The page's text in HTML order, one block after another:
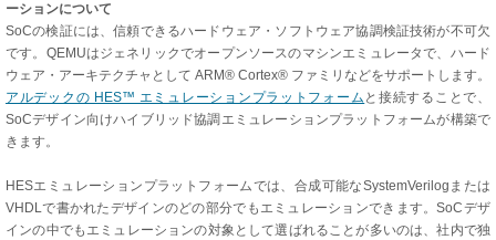
ーションについて
SoCの検証には、信頼できるハードウェア・ソフトウェア協調検証技術が不可欠
です。QEMUはジェネリックでオープンソースのマシンエミュレータで、ハード
ウェア・アーキテクチャとして ARM® Cortex® ファミリなどをサポートします。
アルデックの HES™ エミュレーションプラットフォーム と接続することで、
SoCデザイン向けハイブリッド協調エミュレーションプラットフォームが構築で
きます。
HESエミュレーションプラットフォームでは、合成可能なSystemVerilogまたは
VHDLで書かれたデザインのどの部分でもエミュレーションできます。SoCデザ
インの中でもエミュレーションの対象として選ばれることが多いのは、社内で独